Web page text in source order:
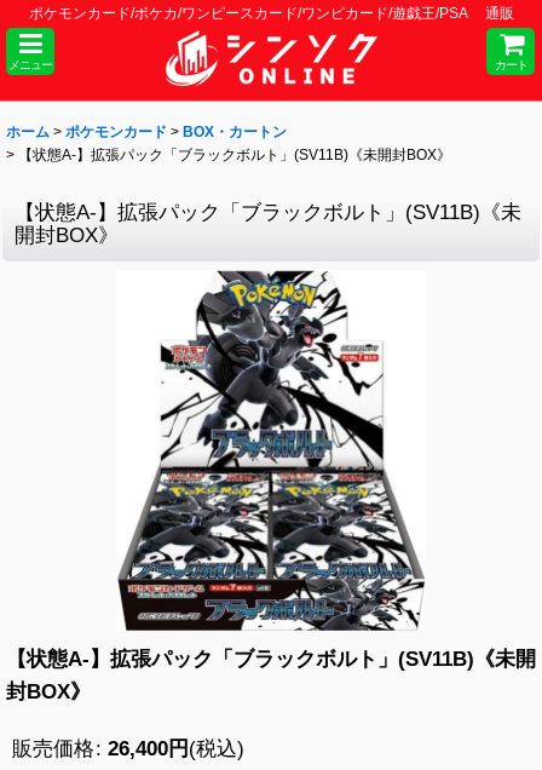
ポケモンカード/ポケカ/ワンピースカード/ワンピカード/遊戯王/PSA 通販
メニュー カート
ホーム > ポケモンカード > BOX・カートン
>
【状態A-】拡張パック「ブラックボルト」(SV11B)《未開封BOX》
【状態A-】拡張パック「ブラックボルト」(SV11B)《未
開封BOX》
【状態A-】拡張パック「ブラックボルト」(SV11B)《未開
封BOX》
販売価格: 26,400円 (税込)